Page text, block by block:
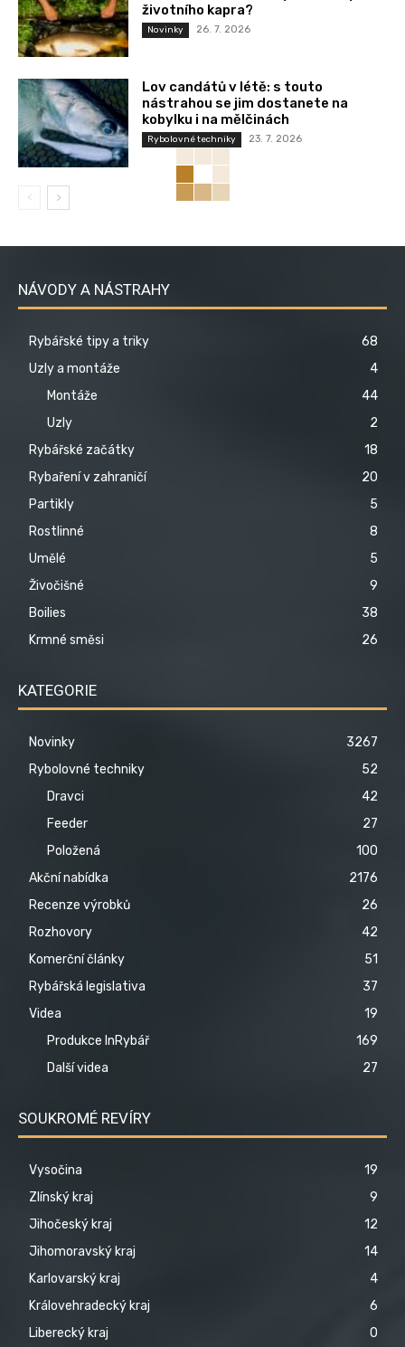
životního kapra?
Novinky 26. 7. 2026
Lov candátů v létě: s touto
nástrahou se jim dostanete na
kobylku i na mělčinách
Rybolovné techniky 23. 7. 2026
NÁVODY A NÁSTRAHY
Rybářské tipy a triky
68
Uzly a montáže
4
Montáže
44
Uzly
2
Rybářské začátky
18
Rybaření v zahraničí
20
Partikly
5
Rostlinné
8
Umělé
5
Živočišné
9
Boilies
38
Krmné směsi
26
KATEGORIE
Novinky
3267
Rybolovné techniky
52
Dravci
42
Feeder
27
Položená
100
Akční nabídka
2176
Recenze výrobků
26
Rozhovory
42
Komerční články
51
Rybářská legislativa
37
Videa
19
Produkce InRybář
169
Další videa
27
SOUKROMÉ REVÍRY
Vysočina
19
Zlínský kraj
9
Jihočeský kraj
12
Jihomoravský kraj
14
Karlovarský kraj
4
Královehradecký kraj
6
Liberecký kraj
0